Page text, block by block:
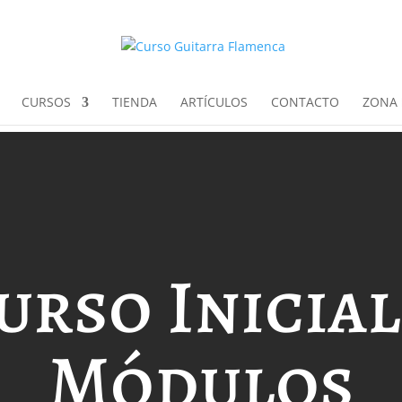
CURSOS TIENDA ARTÍCULOS CONTACTO ZONA